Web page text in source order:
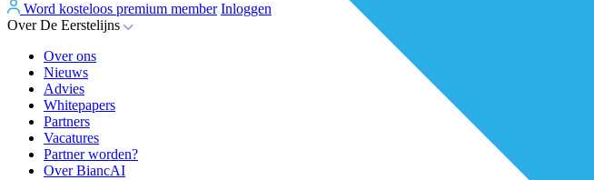
Word kosteloos premium member Inloggen
Over De Eerstelijns
Over ons
Nieuws
Advies
Whitepapers
Partners
Vacatures
Partner worden?
Over BiancAI